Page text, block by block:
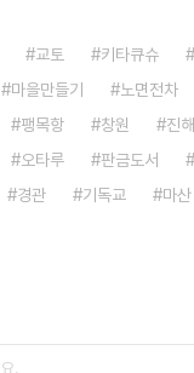
교토 키타큐슈
마을만들기 노면전차
팽목항 창원 진해
오타루 판금도서
경관 기독교 마산